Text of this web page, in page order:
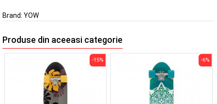
Brand: YOW
Produse din aceeasi categorie
-15% -6%